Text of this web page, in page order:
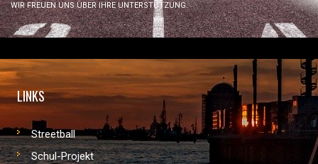
WIR FREUEN UNS ÜBER IHRE UNTERSTÜTZUNG.
LINKS
Streetball
Schul-Projekt